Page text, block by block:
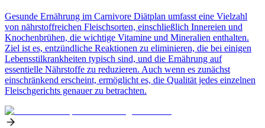
Gesunde Ernährung im Carnivore Diätplan umfasst eine Vielzahl
von nährstoffreichen Fleischsorten, einschließlich Innereien und
Knochenbrühen, die wichtige Vitamine und Mineralien enthalten.
Ziel ist es, entzündliche Reaktionen zu eliminieren, die bei einigen
Lebensstilkrankheiten typisch sind, und die Ernährung auf
essentielle Nährstoffe zu reduzieren. Auch wenn es zunächst
einschränkend erscheint, ermöglicht es, die Qualität jedes einzelnen
Fleischgerichts genauer zu betrachten.